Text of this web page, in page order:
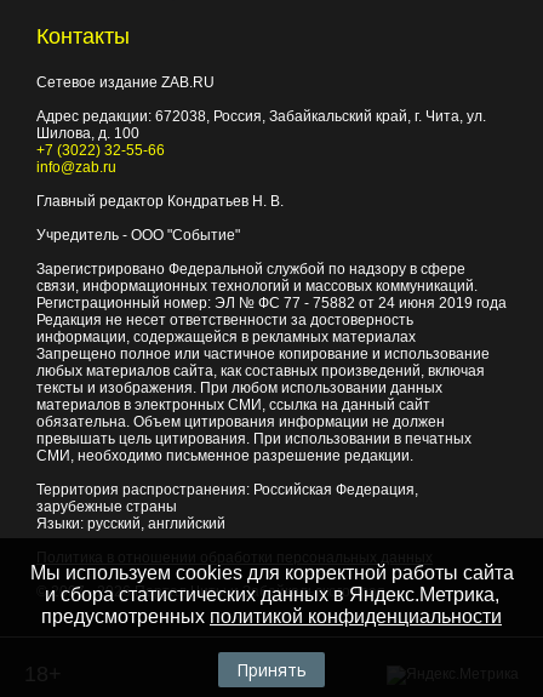
Контакты
Сетевое издание ZAB.RU
Адрес редакции: 672038, Россия, Забайкальский край, г. Чита, ул.
Шилова, д. 100
+7 (3022) 32-55-66
info@zab.ru
Главный редактор Кондратьев Н. В.
Учредитель - ООО "Событие"
Зарегистрировано Федеральной службой по надзору в сфере
связи, информационных технологий и массовых коммуникаций.
Регистрационный номер: ЭЛ № ФС 77 - 75882 от 24 июня 2019 года
Редакция не несет ответственности за достоверность
информации, содержащейся в рекламных материалах
Запрещено полное или частичное копирование и использование
любых материалов сайта, как составных произведений, включая
тексты и изображения. При любом использовании данных
материалов в электронных СМИ, ссылка на данный сайт
обязательна. Объем цитирования информации не должен
превышать цель цитирования. При использовании в печатных
СМИ, необходимо письменное разрешение редакции.
Территория распространения: Российская Федерация,
зарубежные страны
Языки: русский, английский
© 2007 - 2026Портал Читы и Забайкальского края
Мы используем cookies для корректной работы сайта
и сбора статистических данных в Яндекс.Метрика,
предусмотренных политикой конфиденциальности
Принять